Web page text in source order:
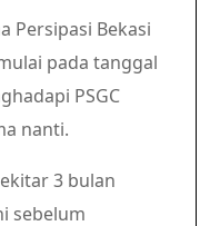
Persipasi Bekasi
pada tanggal
PSGC
nanti.
3 bulan
sebelum